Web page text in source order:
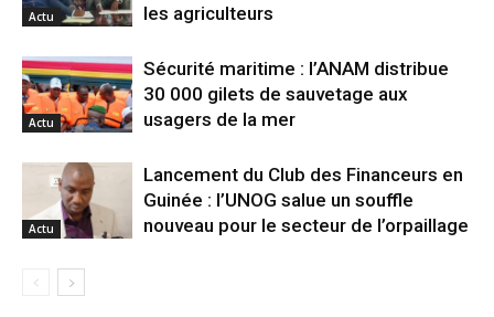
Actu
les agriculteurs
Actu
Sécurité maritime : l’ANAM distribue
30 000 gilets de sauvetage aux
usagers de la mer
Actu
Lancement du Club des Financeurs en
Guinée : l’UNOG salue un souffle
nouveau pour le secteur de l’orpaillage